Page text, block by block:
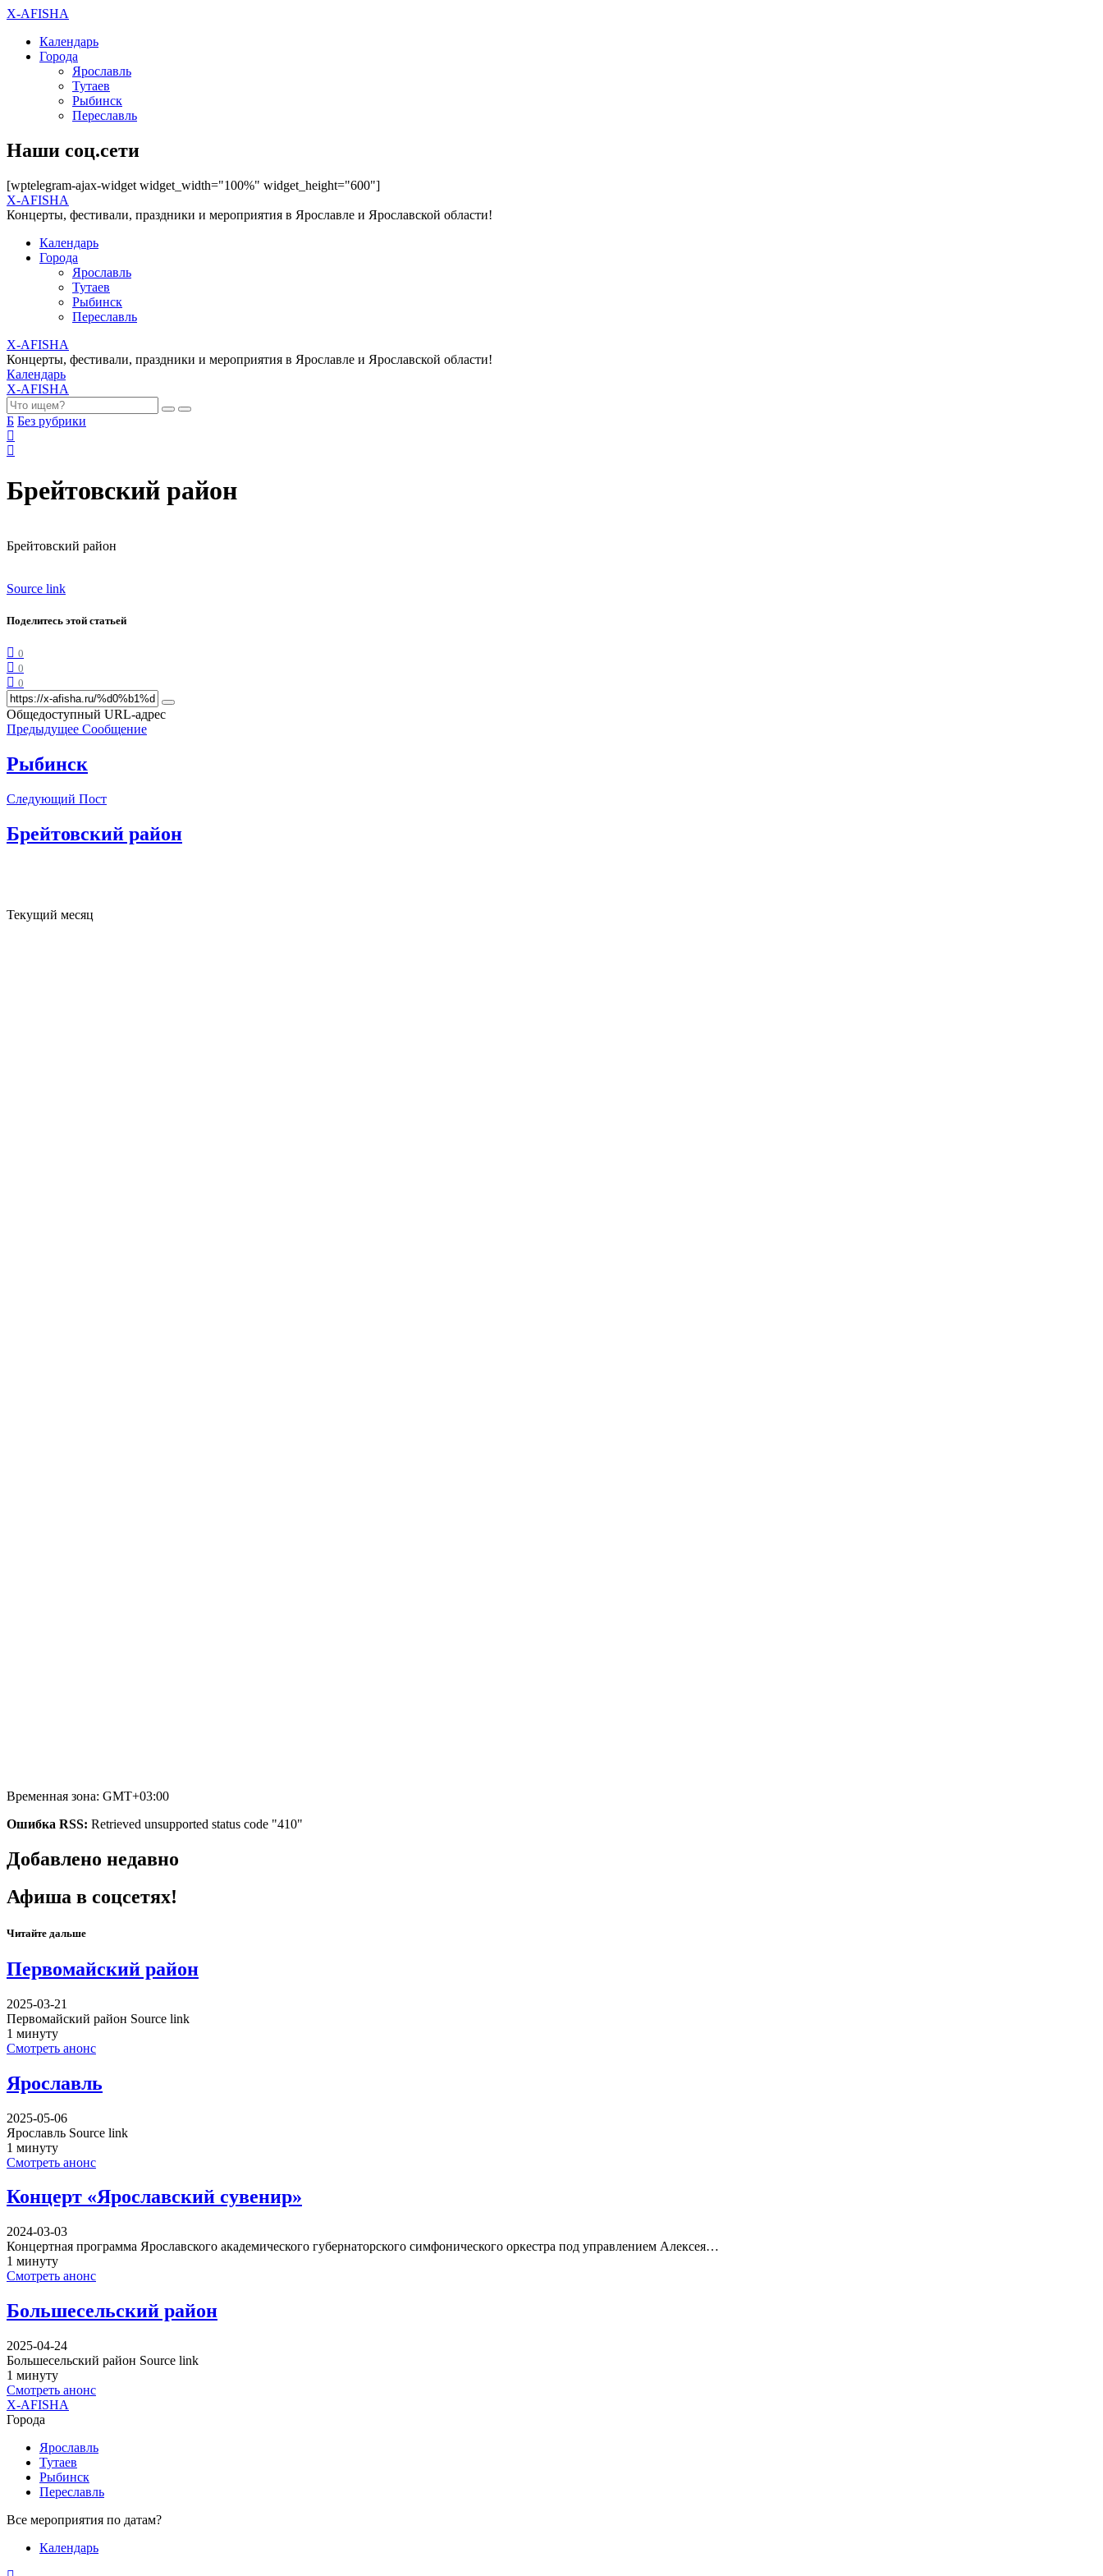
X-AFISHA
Календарь
Города
Ярославль
Тутаев
Рыбинск
Переславль
Наши соц.сети
[wptelegram-ajax-widget widget_width="100%" widget_height="600"]
X-AFISHA
Концерты, фестивали, праздники и мероприятия в Ярославле и Ярославской области!
Календарь
Города
Ярославль
Тутаев
Рыбинск
Переславль
X-AFISHA
Концерты, фестивали, праздники и мероприятия в Ярославле и Ярославской области!
Календарь
X-AFISHA
Б Без рубрики
Брейтовский район
Брейтовский район
Source link
Поделитесь этой статьей
0
0
0
Общедоступный URL-адрес
Предыдущее Сообщение
Рыбинск
Следующий Пост
Брейтовский район
Текущий месяц
Временная зона: GMT+03:00
Ошибка RSS: Retrieved unsupported status code "410"
Добавлено недавно
Афиша в соцсетях!
Читайте дальше
Первомайский район
2025-03-21
Первомайский район Source link
1 минуту
Смотреть анонс
Ярославль
2025-05-06
Ярославль Source link
1 минуту
Смотреть анонс
Концерт «Ярославский сувенир»
2024-03-03
Концертная программа Ярославского академического губернаторского симфонического оркестра под управлением Алексея…
1 минуту
Смотреть анонс
Большесельский район
2025-04-24
Большесельский район Source link
1 минуту
Смотреть анонс
X-AFISHA
Города
Ярославль
Тутаев
Рыбинск
Переславль
Все мероприятия по датам?
Календарь